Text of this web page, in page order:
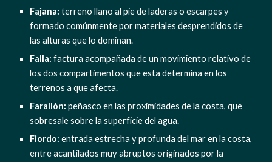
Fajana: terreno llano al pie de laderas o escarpes y
formado comúnmente por materiales desprendidos de
las alturas que lo dominan.
Falla: factura acompañada de un movimiento relativo de
los dos compartimentos que esta determina en los
terrenos a que afecta.
Farallón: peñasco en las proximidades de la costa, que
sobresale sobre la superficie del agua.
Fiordo: entrada estrecha y profunda del mar en la costa,
entre acantilados muy abruptos originados por la